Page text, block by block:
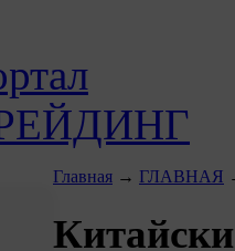
Главная → ГЛАВНАЯ